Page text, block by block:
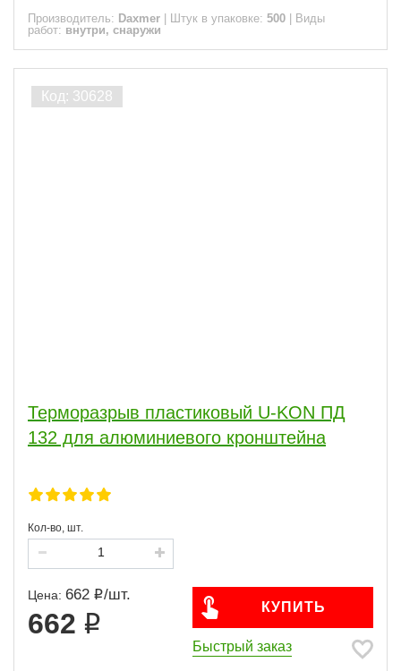
Производитель: Daxmer Штук в упаковке: 500
Виды
работ: внутри, снаружи
Терморазрыв пластиковый U-KON ПД
132 для алюминиевого кронштейна
Кол-во, шт.
Цена: 662 /шт.
662
КУПИТЬ
Быстрый заказ